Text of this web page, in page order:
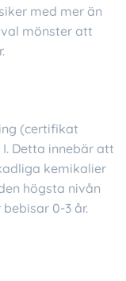
med mer än
mönster att
(certifikat
I. Detta innebär att
kemikalier
högsta nivån
0-3 år.